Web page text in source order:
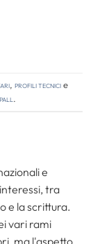
, Profili tecnicie
.
e
tra
e la scrittura.
vari rami
ma l'aspetto